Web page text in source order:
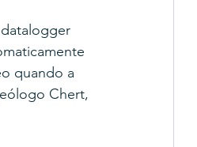
quando a
Chert,